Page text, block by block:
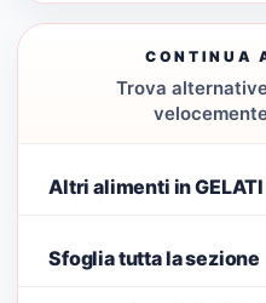
CONTINUA
Trova
Altri alimenti in GELATI
Sfoglia tutta la sezione